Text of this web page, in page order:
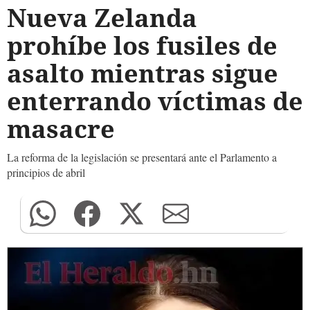
Nueva Zelanda
prohíbe los fusiles de
asalto mientras sigue
enterrando víctimas de
masacre
La reforma de la legislación se presentará ante el Parlamento a
principios de abril